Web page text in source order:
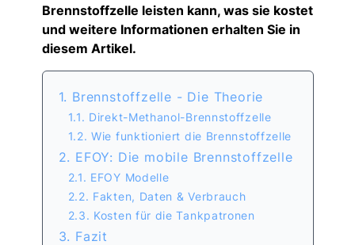
Brennstoffzelle leisten kann, was sie kostet
und weitere Informationen erhalten Sie in
diesem Artikel.
1. Brennstoffzelle - Die Theorie
1.1. Direkt-Methanol-Brennstoffzelle
1.2. Wie funktioniert die Brennstoffzelle
2. EFOY: Die mobile Brennstoffzelle
2.1. EFOY Modelle
2.2. Fakten, Daten & Verbrauch
2.3. Kosten für die Tankpatronen
3. Fazit